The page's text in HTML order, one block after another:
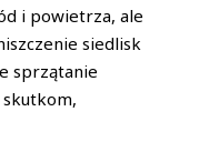
i powietrza, ale
siedlisk
sprzątanie